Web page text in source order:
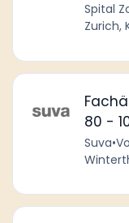
Spital
Zurich,
80 -
Suva•